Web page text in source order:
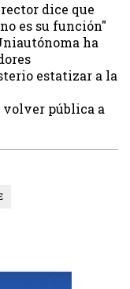
dice que
es su función"
ha
estatizar a la
pública a